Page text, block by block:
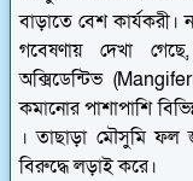
বাড়াতে বেশ
গবেষণায় দেখা
অক্সিডেন্টিভ
কমানোর পাশাপাশি
। তাছাড়া মৌসুমি ফল
বিরুদ্ধে লড়াই করে।